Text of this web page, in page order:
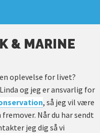
& MARINE
oplevelse for livet?
og jeg er ansvarlig for
, så jeg vil være
Når du har sendt
jeg dig så vi